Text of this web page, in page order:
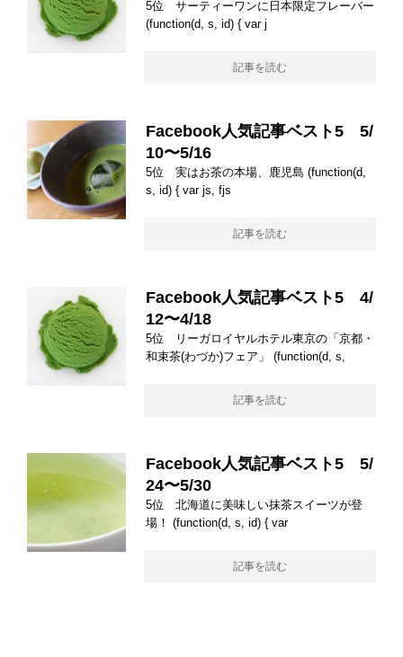
5位 サーティーワンに日本限定フレーバー
(function(d, s, id) { var j
記事を読む
Facebook人気記事ベスト5 5/
10〜5/16
5位 実はお茶の本場、鹿児島 (function(d,
s, id) { var js, fjs
記事を読む
Facebook人気記事ベスト5 4/
12〜4/18
5位 リーガロイヤルホテル東京の「京都・
和束茶(わづか)フェア」 (function(d, s,
記事を読む
Facebook人気記事ベスト5 5/
24〜5/30
5位 北海道に美味しい抹茶スイーツが登
場！ (function(d, s, id) { var
記事を読む